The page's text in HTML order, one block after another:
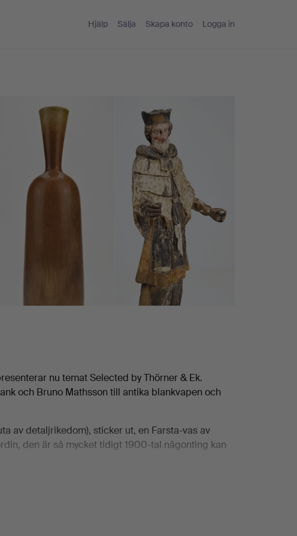
Hjälp Sälja Skapa konto Logga in
nu temat Selected by Thörner & Ek.
och Bruno Mathsson till antika blankvapen och
av detaljrikedom), sticker ut, en Farsta-vas av
den är så mycket tidigt 1900-tal någonting kan